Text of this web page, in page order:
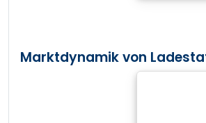
Marktdynamik von